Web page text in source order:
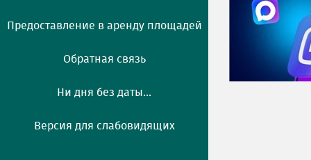
Предоставление в аренду площадей
Обратная связь
Ни дня без даты...
Версия для слабовидящих